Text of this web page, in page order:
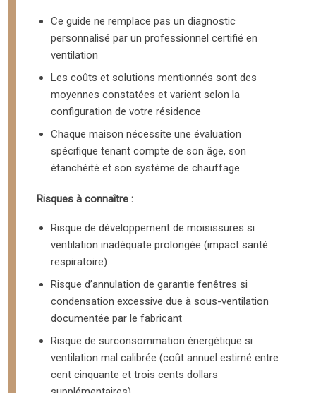
Ce guide ne remplace pas un diagnostic
personnalisé par un professionnel certifié en
ventilation
Les coûts et solutions mentionnés sont des
moyennes constatées et varient selon la
configuration de votre résidence
Chaque maison nécessite une évaluation
spécifique tenant compte de son âge, son
étanchéité et son système de chauffage
Risques à connaître :
Risque de développement de moisissures si
ventilation inadéquate prolongée (impact santé
respiratoire)
Risque d’annulation de garantie fenêtres si
condensation excessive due à sous-ventilation
documentée par le fabricant
Risque de surconsommation énergétique si
ventilation mal calibrée (coût annuel estimé entre
cent cinquante et trois cents dollars